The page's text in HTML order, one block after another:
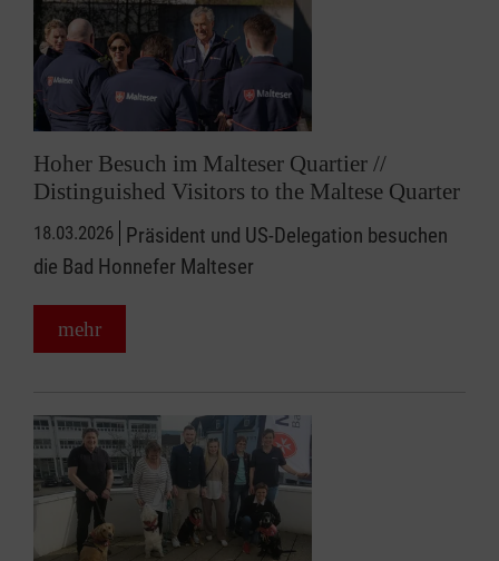
Hoher Besuch im Malteser Quartier //
Distinguished Visitors to the Maltese Quarter
18.03.2026 Präsident und US-Delegation besuchen
die Bad Honnefer Malteser
mehr